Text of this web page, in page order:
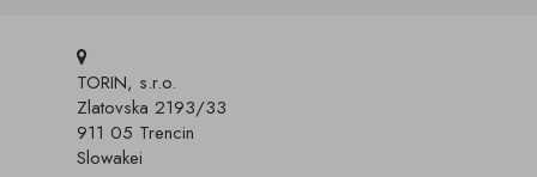
TORIN, s.r.o.
Zlatovska 2193/33
911 05 Trencin
Slowakei